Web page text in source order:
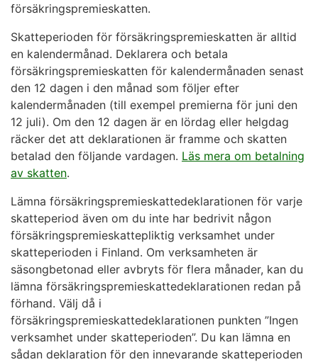
försäkringspremieskatten.
Skatteperioden för försäkringspremieskatten är alltid
en kalendermånad. Deklarera och betala
försäkringspremieskatten för kalendermånaden senast
den 12 dagen i den månad som följer efter
kalendermånaden (till exempel premierna för juni den
12 juli). Om den 12 dagen är en lördag eller helgdag
räcker det att deklarationen är framme och skatten
betalad den följande vardagen. Läs mera om betalning
av skatten.
Lämna försäkringspremieskattedeklarationen för varje
skatteperiod även om du inte har bedrivit någon
försäkringspremieskattepliktig verksamhet under
skatteperioden i Finland. Om verksamheten är
säsongbetonad eller avbryts för flera månader, kan du
lämna försäkringspremieskattedeklarationen redan på
förhand. Välj då i
försäkringspremieskattedeklarationen punkten ”Ingen
verksamhet under skatteperioden”. Du kan lämna en
sådan deklaration för den innevarande skatteperioden